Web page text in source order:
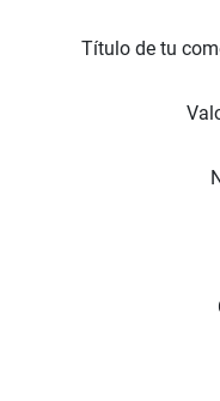
Título de tu